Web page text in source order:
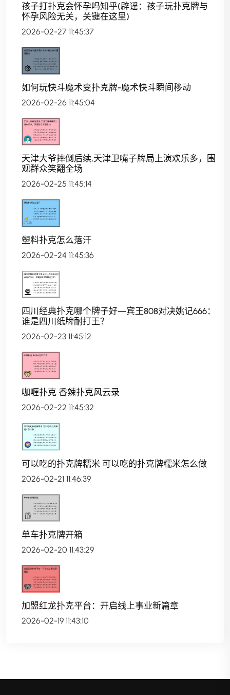
孩子打扑克会怀孕吗知乎(辟谣：孩子玩扑克牌与
怀孕风险无关，关键在这里)
2026-02-27 11:45:37
如何玩快斗魔术变扑克牌-魔术快斗瞬间移动
2026-02-26 11:45:04
天津大爷摔倒后续,天津卫嘴子牌局上演欢乐多，围
观群众笑翻全场
2026-02-25 11:45:14
塑料扑克怎么落汗
2026-02-24 11:45:36
四川经典扑克哪个牌子好—宾王808对决姚记666：
谁是四川纸牌耐打王？
2026-02-23 11:45:12
咖喱扑克 香辣扑克风云录
2026-02-22 11:45:32
可以吃的扑克牌糯米 可以吃的扑克牌糯米怎么做
2026-02-21 11:46:39
单车扑克牌开箱
2026-02-20 11:43:29
加盟红龙扑克平台：开启线上事业新篇章
2026-02-19 11:43:10